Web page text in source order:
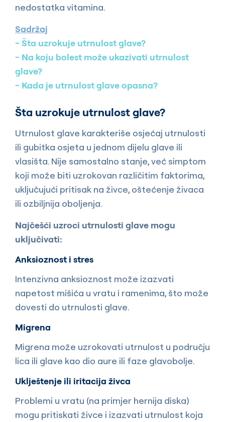
nedostatka vitamina.
Sadržaj
Šta uzrokuje utrnulost glave?
Na koju bolest može ukazivati utrnulost
glave?
Kada je utrnulost glave opasna?
Šta uzrokuje utrnulost glave?
Utrnulost glave karakteriše osjećaj utrnulosti
ili gubitka osjeta u jednom dijelu glave ili
vlasišta. Nije samostalno stanje, već simptom
koji može biti uzrokovan različitim faktorima,
uključujući pritisak na živce, oštećenje živaca
ili ozbiljnija oboljenja.
Najčešći uzroci utrnulosti glave mogu
uključivati:
Anksioznost i stres
Intenzivna anksioznost može izazvati
napetost mišića u vratu i ramenima, što može
dovesti do utrnulosti glave.
Migrena
Migrena može uzrokovati utrnulost u području
lica ili glave kao dio aure ili faze glavobolje.
Uklještenje ili iritacija živca
Problemi u vratu (na primjer hernija diska)
mogu pritiskati živce i izazvati utrnulost koja